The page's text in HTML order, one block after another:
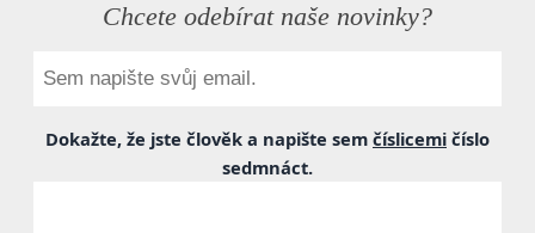
Chcete odebírat naše novinky?
Dokažte, že jste člověk a napište sem číslicemi číslo
sedmnáct.